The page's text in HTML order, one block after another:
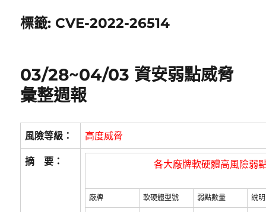
標籤: CVE-2022-26514
03/28~04/03 資安弱點威脅
彙整週報
風險等級： 高度威脅
摘 要： 各大廠牌軟硬體高風險弱
廠牌 軟硬體型號 弱點數量 說明